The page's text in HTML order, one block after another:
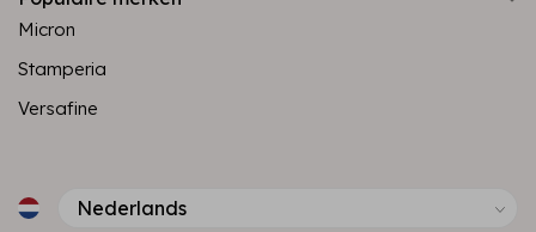
Micron
Stamperia
Versafine